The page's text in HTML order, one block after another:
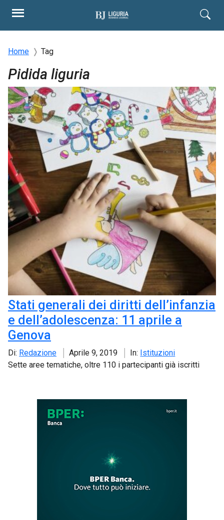
Home Tag
Pidida liguria
Stati generali dei diritti dell’infanzia
e dell’adolescenza: 11 aprile a
Genova
Di: Redazione Aprile 9, 2019 In: Istituzioni
Sette aree tematiche, oltre 110 i partecipanti già iscritti